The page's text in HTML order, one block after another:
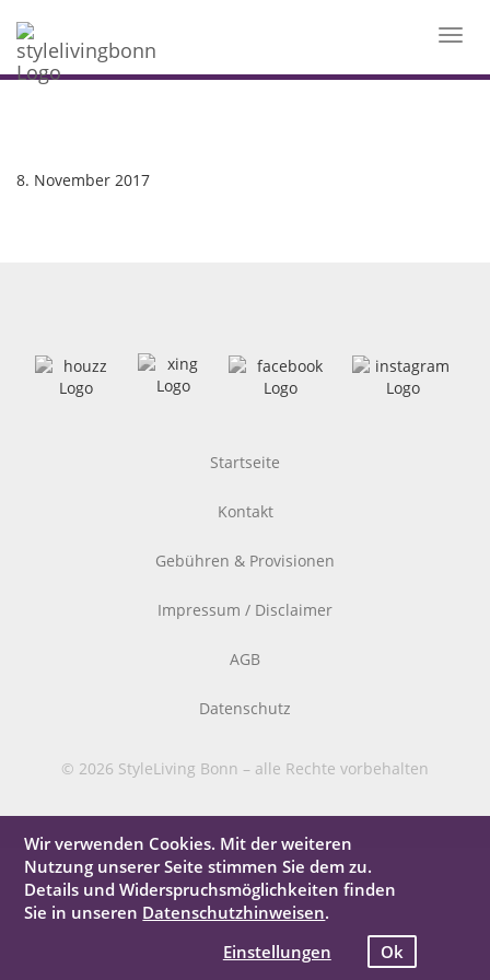
8. November 2017
Startseite
Kontakt
Gebühren & Provisionen
Impressum / Disclaimer
AGB
Datenschutz
© 2026 StyleLiving Bonn – alle Rechte vorbehalten
Wir verwenden Cookies. Mit der weiteren
Nutzung unserer Seite stimmen Sie dem zu.
Details und Widerspruchsmöglichkeiten finden
Sie in unseren Datenschutzhinweisen.
Einstellungen
Ok